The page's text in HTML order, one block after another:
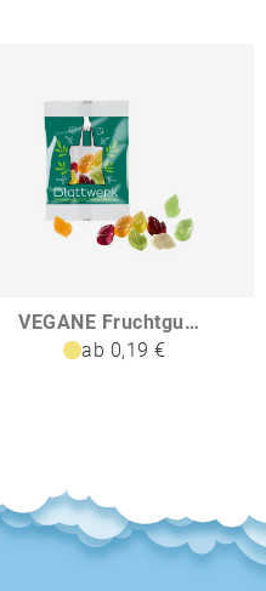
VEGANE Fruchtgummi STANDARD-Formen 10 g im kompostierbaren Tütchen
ab 0,19 €